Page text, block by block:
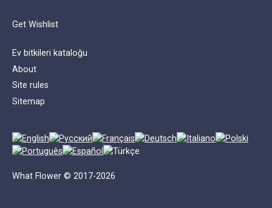
Get Wishlist
Ev bitkileri kataloğu
About
Site rules
Sitemap
What Flower © 2017-2026